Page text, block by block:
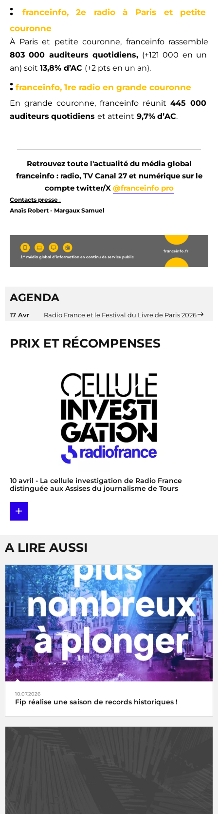
:
franceinfo, 2e radio à Paris et petite
couronne
À Paris et petite couronne, franceinfo rassemble
803 000 auditeurs quotidiens, (+121 000 en un
an) soit 13,8% d’AC (+2 pts en un an).
: franceinfo, 1re radio en grande couronne
En grande couronne, franceinfo réunit 445 000
auditeurs quotidiens et atteint 9,7% d’AC.
Retrouvez toute l'actualité du média global
franceinfo : radio, TV Canal 27 et numérique sur le
compte twitter/X @franceinfo pro
Contacts presse :
Anaïs Robert - Margaux Samuel
AGENDA
17 Avr Radio France et le Festival du Livre de Paris 2026
PRIX ET RÉCOMPENSES
10 avril - La cellule investigation de Radio France
distinguée aux Assises du journalisme de Tours
+
A LIRE AUSSI
10.07.2026
Fip réalise une saison de records historiques !